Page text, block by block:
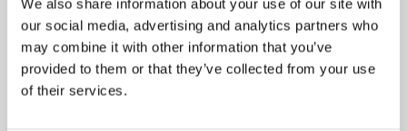
We also share information about your use of our site with
our social media, advertising and analytics partners who
may combine it with other information that you’ve
provided to them or that they’ve collected from your use
of their services.
betyder at du kan spille en lang række baner såsom St.
Andrews Old Course, Pebble Beach eller Valderrama.
Samarbejdet betyder at alle medlemmer af The
Scandinavian får en reduceret medlemspris hos Eagle